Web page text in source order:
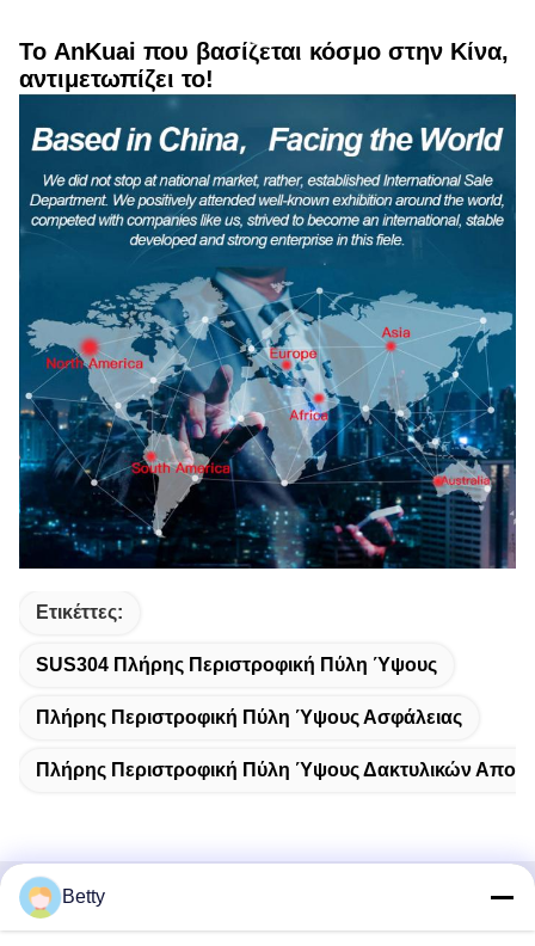
Το AnKuai που βασίζεται κόσμο στην Κίνα,
αντιμετωπίζει το!
Ετικέττες:
SUS304 Πλήρης Περιστροφική Πύλη Ύψους
Πλήρης Περιστροφική Πύλη Ύψους Ασφάλειας
Πλήρης Περιστροφική Πύλη Ύψους Δακτυλικών
Γρήγορη επικοινωνία
Betty